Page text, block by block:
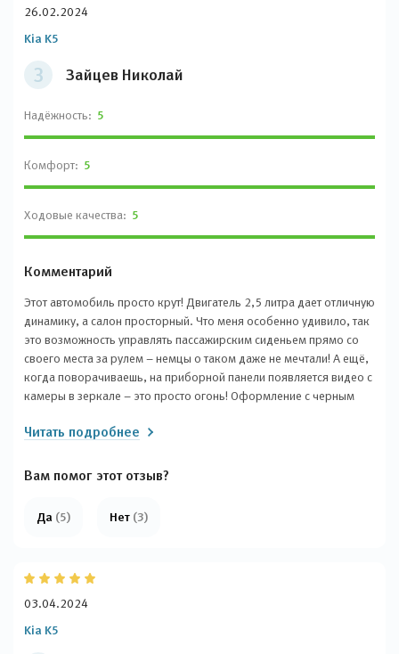
З Зайцев Николай
Kia K5
26.02.2024
Надёжность: 5
Комфорт: 5
Ходовые качества: 5
Комментарий
Этот автомобиль просто крут! Двигатель 2,5 литра дает отличную
динамику, а салон просторный. Что меня особенно удивило, так
это возможность управлять пассажирским сиденьем прямо со
своего места за рулем – немцы о таком даже не мечтали! А ещё,
когда поворачиваешь, на приборной панели появляется видео с
камеры в зеркале – это просто огонь! Оформление с черным
просто офигенные. Вентиляция сидений спасает летом, а
отличная – никаких неприятных звуков при движении. Камера
кнопки. В общем, я в полном восторге от этой машины!
Читать подробнее
Вам помог этот отзыв?
Да (5) Нет (3)
Kia K5
03.04.2024